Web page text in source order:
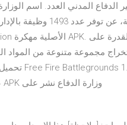
الدفاع المدني العدد. اسم
الهندسية، عن
مجموعة متنوعة من المواد